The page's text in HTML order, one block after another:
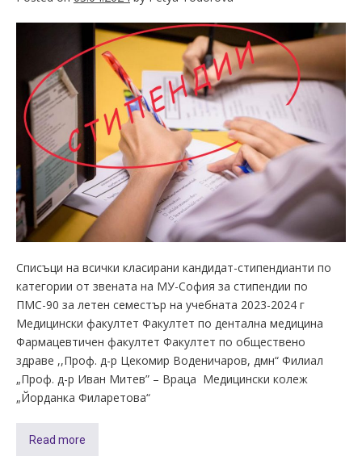
Списъци на всички класирани кандидат-стипендианти по
категории от звената на МУ-София за стипендии по
ПМС-90 за летен семестър на учебната 2023-2024 г
Медицински факултет Факултет по дентална медицина
Фармацевтичен факултет Факултет по обществено
здраве ,,Проф. д-р Цекомир Воденичаров, дмн“ Филиал
„Проф. д-р Иван Митев” – Враца Медицински колеж
„Йорданка Филаретова“
Read more